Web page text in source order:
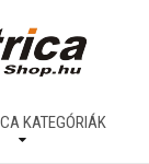
KATEGÓRIÁK